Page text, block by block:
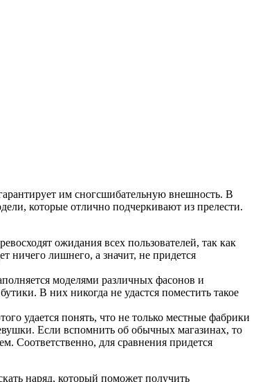
им сногсшибательную внешность. В
которые отлично подчеркивают из прелести.
ожидания всех пользователей, так как
ничего лишнего, а значит, не придется
моделями различных фасонов и
В них никогда не удастся поместить такое
удается понять, что не только местные фабрики
Если вспомнить об обычных магазинах, то
Соответственно, для сравнения придется
наряд, который поможет получить